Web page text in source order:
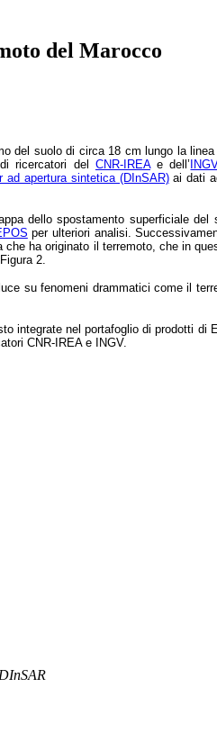
del Marocco
del suolo di circa 18 cm lungo la
ricercatori del CNR-IREAe dell’
ad apertura sintetica (DInSAR)ai dati
dello spostamento superficiale del
per ulteriori analisi.
ha originato il terremoto, che in
2.
su fenomeni drammatici come il
integrate nel portafoglio di prodotti di
CNR-IREA e INGV.